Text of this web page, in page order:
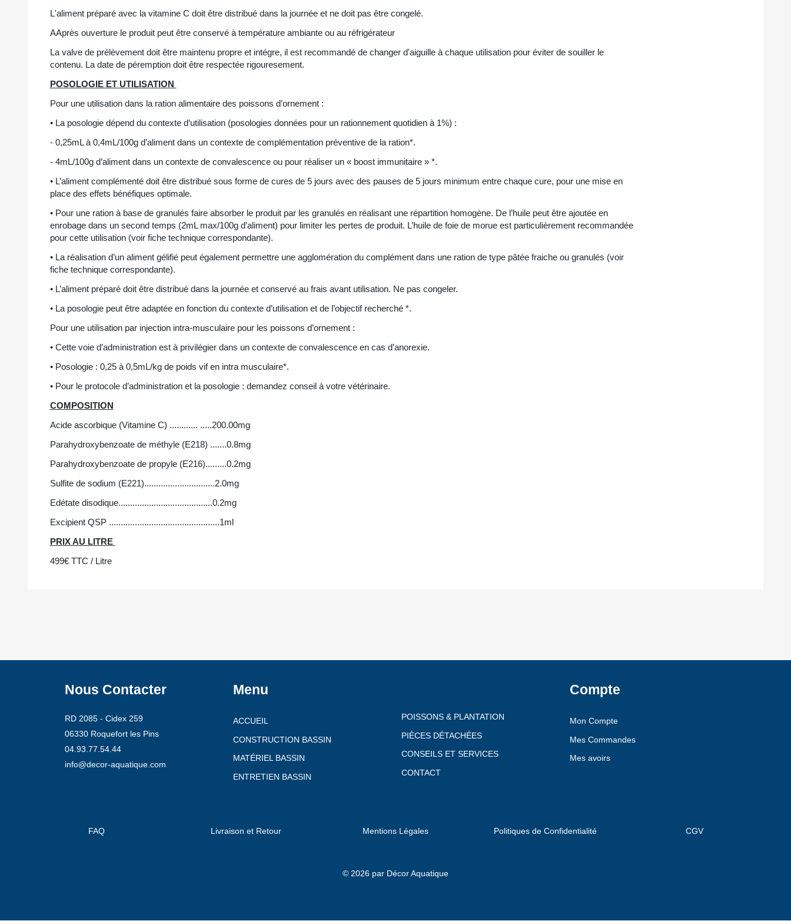
L'aliment préparé avec la vitamine C doit être distribué dans la journée et ne doit pas être congelé.
AAprès ouverture le produit peut être conservé à température ambiante ou au réfrigérateur
La valve de prélèvement doit être maintenu propre et intégre, il est recommandé de changer d'aiguille à chaque utilisation pour éviter de souiller le
contenu. La date de péremption doit être respectée rigouresement.
POSOLOGIE ET UTILISATION
Pour une utilisation dans la ration alimentaire des poissons d’ornement :
• La posologie dépend du contexte d’utilisation (posologies données pour un rationnement quotidien à 1%) :
- 0,25mL à 0,4mL/100g d’aliment dans un contexte de complémentation préventive de la ration*.
- 4mL/100g d’aliment dans un contexte de convalescence ou pour réaliser un « boost immunitaire » *.
• L’aliment complémenté doit être distribué sous forme de cures de 5 jours avec des pauses de 5 jours minimum entre chaque cure, pour une mise en
place des effets bénéfiques optimale.
• Pour une ration à base de granulés faire absorber le produit par les granulés en réalisant une répartition homogène. De l’huile peut être ajoutée en
enrobage dans un second temps (2mL max/100g d’aliment) pour limiter les pertes de produit. L’huile de foie de morue est particulièrement recommandée
pour cette utilisation (voir fiche technique correspondante).
• La réalisation d’un aliment gélifié peut également permettre une agglomération du complément dans une ration de type pâtée fraiche ou granulés (voir
fiche technique correspondante).
• L’aliment préparé doit être distribué dans la journée et conservé au frais avant utilisation. Ne pas congeler.
• La posologie peut être adaptée en fonction du contexte d’utilisation et de l’objectif recherché *.
Pour une utilisation par injection intra-musculaire pour les poissons d’ornement :
• Cette voie d’administration est à privilégier dans un contexte de convalescence en cas d’anorexie.
• Posologie : 0,25 à 0,5mL/kg de poids vif en intra musculaire*.
• Pour le protocole d’administration et la posologie : demandez conseil à votre vétérinaire.
COMPOSITION
Acide ascorbique (Vitamine C) ............ .....200.00mg
Parahydroxybenzoate de méthyle (E218) .......0.8mg
Parahydroxybenzoate de propyle (E216).........0.2mg
Sulfite de sodium (E221)..............................2.0mg
Edétate disodique........................................0.2mg
Excipient QSP ...............................................1ml
PRIX AU LITRE
499€ TTC / Litre
Nous Contacter
RD 2085 - Cidex 259
06330 Roquefort les Pins
04.93.77.54.44
info@decor-aquatique.com
Menu
ACCUEIL
CONSTRUCTION BASSIN
MATÉRIEL BASSIN
ENTRETIEN BASSIN
POISSONS & PLANTATION
PIÈCES DÉTACHÉES
CONSEILS ET SERVICES
CONTACT
Compte
Mon Compte
Mes Commandes
Mes avoirs
FAQ Livraison et Retour Mentions Légales Politiques de Confidentialité CGV
© 2026 par Décor Aquatique